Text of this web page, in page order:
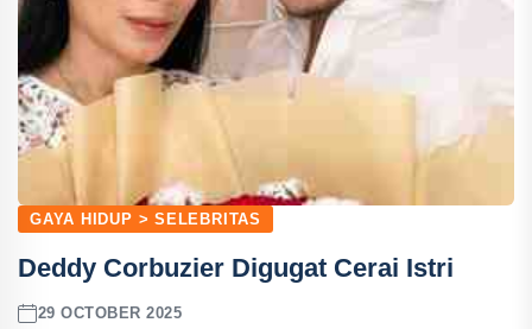
GAYA HIDUP > SELEBRITAS
Deddy Corbuzier Digugat Cerai Istri
29 OCTOBER 2025